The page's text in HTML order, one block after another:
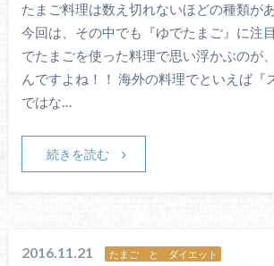
たまご料理は数え切れないほどの種類が
今回は、その中でも『ゆでたまご』に注
でたまごを使った料理で思い浮かぶのが
んですよね！！ 海外の料理でといえば『
ではな…
続きを読む
2016.11.21 たまご と ダイエット